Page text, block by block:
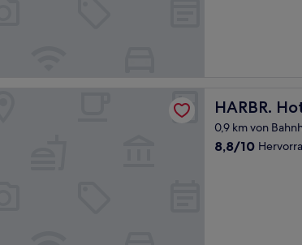
HARBR.
HARBR.
0,9 km von
8.8
8,8/10
a member of Radisson Individuals